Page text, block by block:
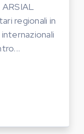
REGIONALE
regionali in
PORTANO LE